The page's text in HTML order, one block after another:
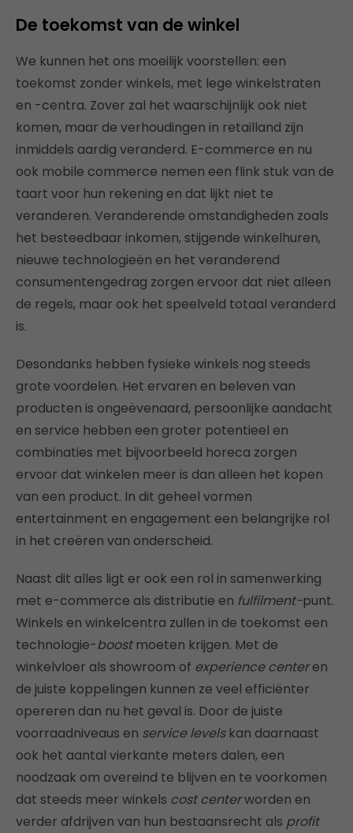
De toekomst van de winkel
We kunnen het ons moeilijk voorstellen: een
toekomst zonder winkels, met lege winkelstraten
en -centra. Zover zal het waarschijnlijk ook niet
komen, maar de verhoudingen in retailland zijn
inmiddels aardig veranderd. E-commerce en nu
ook mobile commerce nemen een flink stuk van de
taart voor hun rekening en dat lijkt niet te
veranderen. Veranderende omstandigheden zoals
het besteedbaar inkomen, stijgende winkelhuren,
nieuwe technologieën en het veranderend
consumentengedrag zorgen ervoor dat niet alleen
de regels, maar ook het speelveld totaal veranderd
is.
Desondanks hebben fysieke winkels nog steeds
grote voordelen. Het ervaren en beleven van
producten is ongeëvenaard, persoonlijke aandacht
en service hebben een groter potentieel en
combinaties met bijvoorbeeld horeca zorgen
ervoor dat winkelen meer is dan alleen het kopen
van een product. In dit geheel vormen
entertainment en engagement een belangrijke rol
in het creëren van onderscheid.
Naast dit alles ligt er ook een rol in samenwerking
met e-commerce als distributie en fulfilment-punt.
Winkels en winkelcentra zullen in de toekomst een
technologie-boostmoeten krijgen. Met de
winkelvloer als showroom of experience centeren
de juiste koppelingen kunnen ze veel efficiënter
opereren dan nu het geval is. Door de juiste
voorraadniveaus en service levelskan daarnaast
ook het aantal vierkante meters dalen, een
noodzaak om overeind te blijven en te voorkomen
dat steeds meer winkels cost centerworden en
verder afdrijven van hun bestaansrecht als profit